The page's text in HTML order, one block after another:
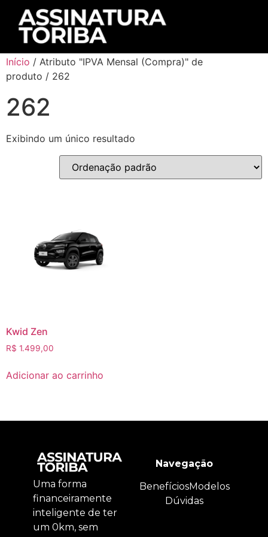
Início / Atributo "IPVA Mensal (Compra)" de
produto / 262
262
Exibindo um único resultado
Kwid Zen
R$ 1.499,00
Adicionar ao carrinho
Uma forma
financeiramente
inteligente de ter
um 0km, sem
Navegação
BenefíciosModelos
Dúvidas